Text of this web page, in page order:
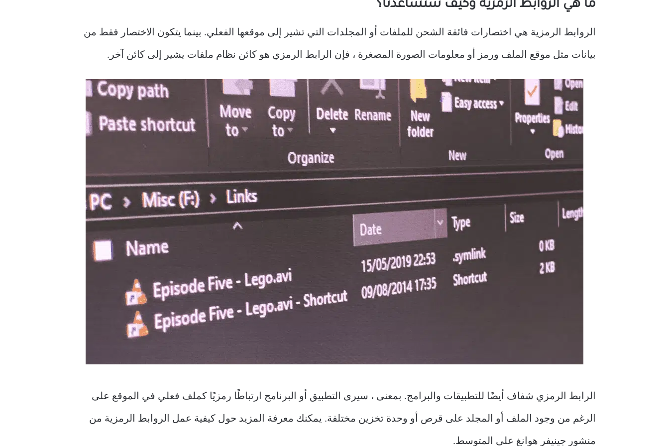
ما هي الروابط الرمزية وكيف ستساعدنا؟
الروابط الرمزية هي اختصارات فائقة الشحن للملفات أو المجلدات التي تشير إلى موقعها الفعلي. بينما يتكون الاختصار فقط من
بيانات مثل موقع الملف ورمز أو معلومات الصورة المصغرة ، فإن الرابط الرمزي هو كائن نظام ملفات يشير إلى كائن آخر.
الرابط الرمزي شفاف أيضًا للتطبيقات والبرامج. بمعنى ، سيرى التطبيق أو البرنامج ارتباطًا رمزيًا كملف فعلي في الموقع على
الرغم من وجود الملف أو المجلد على قرص أو وحدة تخزين مختلفة. يمكنك معرفة المزيد حول كيفية عمل الروابط الرمزية من
منشور جينيفر هوانغ على المتوسط.